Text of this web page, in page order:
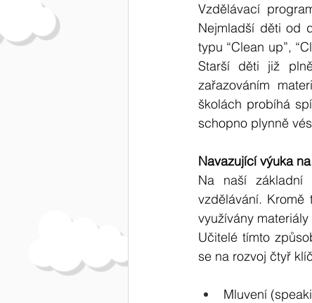
Vzdělávací
Nejmladší děti od
typu “Clean up”,
Starší děti již
zařazováním
školách probíhá
schopno plynně
Navazující výuka
Na naší základní
vzdělávání.
využívány materiály
Učitelé tímto
se na rozvoj čtyř
Mluvení